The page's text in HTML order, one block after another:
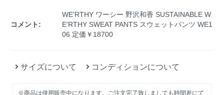
コメント:
WE'RTHY ワーシー 野沢和香 SUSTAINABLE W
E'RTHY SWEAT PANTS スウェットパンツ WE1
06 定価￥18700
サイズについて コンディションについて
※商品は併用販売中になります。ご注文完了致しましても時間差にて